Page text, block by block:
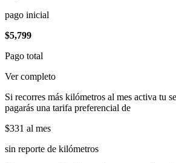
pago inicial
$5,799
Pago total
Ver completo
Si recorres más kilómetros al mes activa tu
pagarás una tarifa preferencial de
$331 al mes
sin reporte de kilómetros